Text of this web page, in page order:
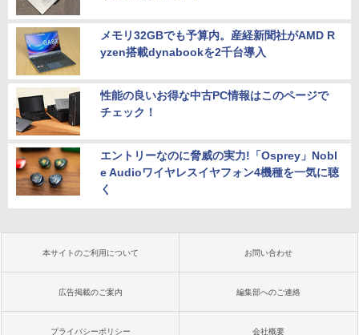
メモリ32GBでも予算内。産経新聞社がAMD R
yzen搭載dynabookを2千台導入
性能の良いお得な中古PC情報はこのページで
チェック！
エントリーなのに脅威の実力!「Osprey」Nobl
e Audioワイヤレスイヤフォン4機種を一気に聴
く
本サイトのご利用について お問い合わせ
広告掲載のご案内 編集部へのご連絡
プライバシーポリシー 会社概要